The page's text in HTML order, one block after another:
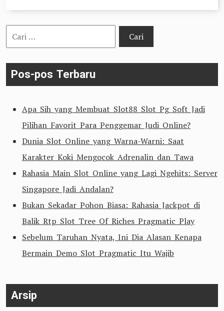
Cari
untuk:
Pos-pos Terbaru
Apa Sih yang Membuat Slot88 Slot Pg Soft Jadi
Pilihan Favorit Para Penggemar Judi Online?
Dunia Slot Online yang Warna-Warni: Saat
Karakter Koki Mengocok Adrenalin dan Tawa
Rahasia Main Slot Online yang Lagi Ngehits: Server
Singapore Jadi Andalan?
Bukan Sekadar Pohon Biasa: Rahasia Jackpot di
Balik Rtp Slot Tree Of Riches Pragmatic Play
Sebelum Taruhan Nyata, Ini Dia Alasan Kenapa
Bermain Demo Slot Pragmatic Itu Wajib
Arsip